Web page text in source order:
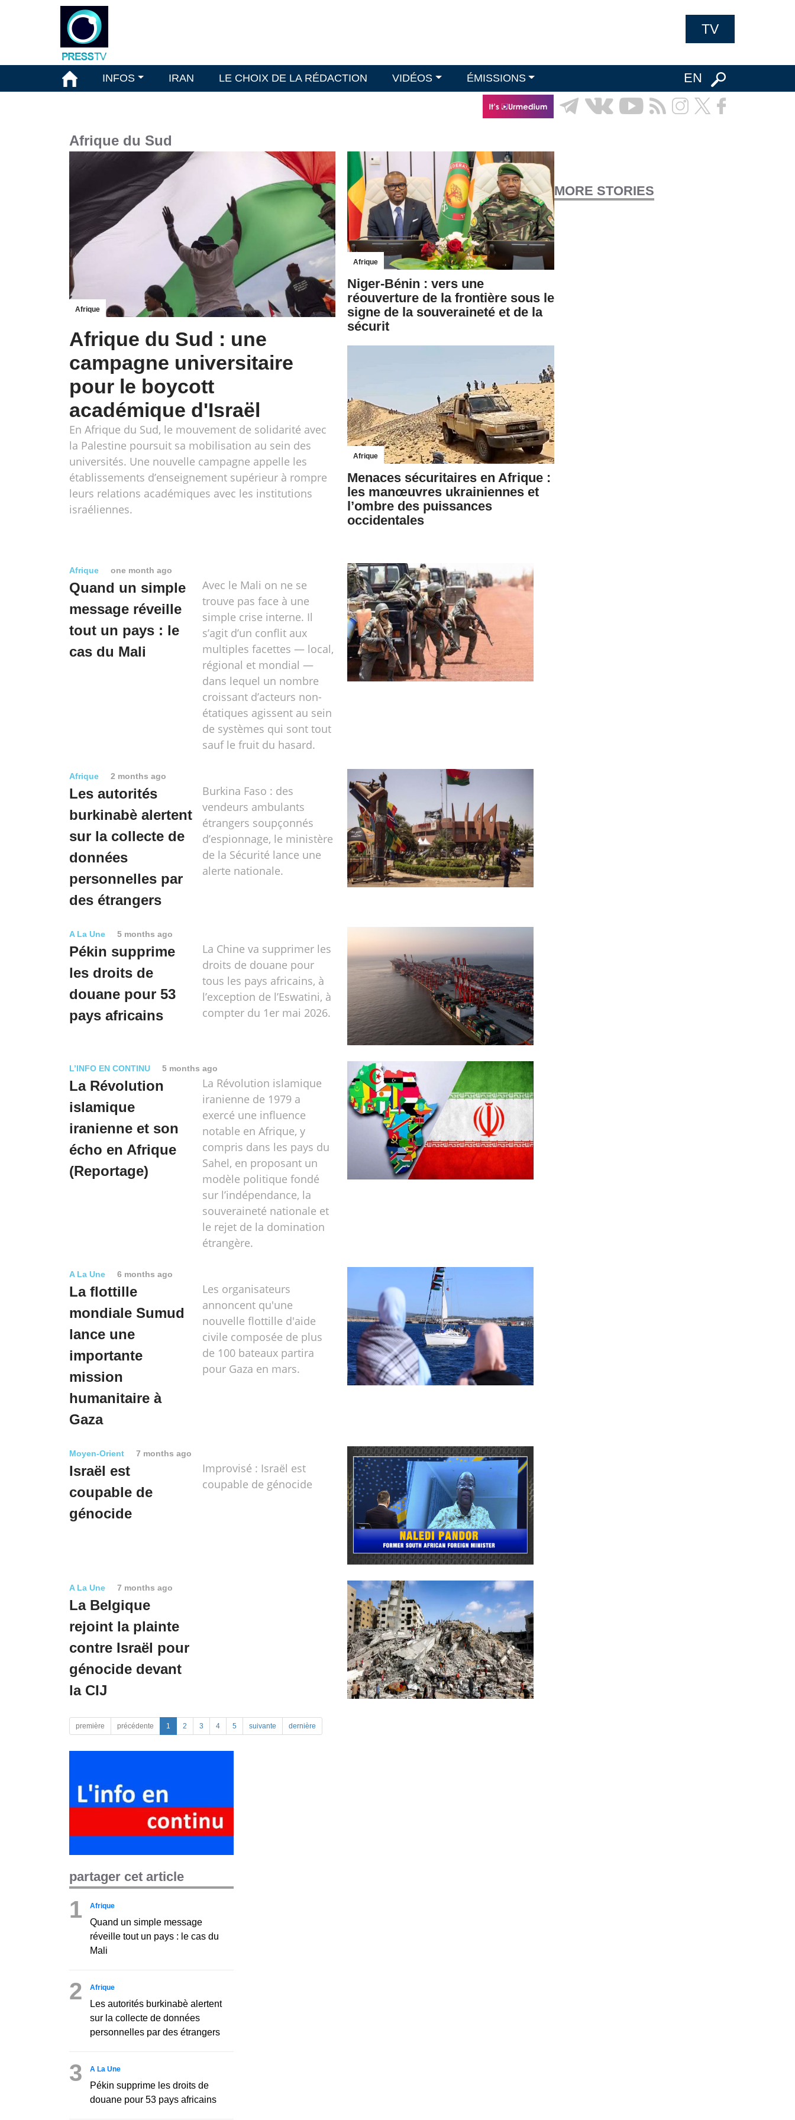
TV
INFOS IRAN LE CHOIX DE LA RÉDACTION VIDÉOS ÉMISSIONS EN
Afrique du Sud
Afrique
Afrique du Sud : une
campagne universitaire
pour le boycott
académique d'Israël
En Afrique du Sud, le mouvement de solidarité avec
la Palestine poursuit sa mobilisation au sein des
universités. Une nouvelle campagne appelle les
établissements d’enseignement supérieur à rompre
leurs relations académiques avec les institutions
israéliennes.
Afrique
Niger-Bénin : vers une
réouverture de la frontière sous le
signe de la souveraineté et de la
sécurit
Afrique
Menaces sécuritaires en Afrique :
les manœuvres ukrainiennes et
l’ombre des puissances
occidentales
MORE STORIES
Afrique one month ago
Quand un simple
message réveille
tout un pays : le
cas du Mali
Avec le Mali on ne se
trouve pas face à une
simple crise interne. Il
s’agit d’un conflit aux
multiples facettes — local,
régional et mondial —
dans lequel un nombre
croissant d’acteurs non-
étatiques agissent au sein
de systèmes qui sont tout
sauf le fruit du hasard.
Afrique 2 months ago
Les autorités
burkinabè alertent
sur la collecte de
données
personnelles par
des étrangers
Burkina Faso : des
vendeurs ambulants
étrangers soupçonnés
d’espionnage, le ministère
de la Sécurité lance une
alerte nationale.
A La Une 5 months ago
Pékin supprime
les droits de
douane pour 53
pays africains
La Chine va supprimer les
droits de douane pour
tous les pays africains, à
l’exception de l’Eswatini, à
compter du 1er mai 2026.
L’INFO EN CONTINU 5 months ago
La Révolution
islamique
iranienne et son
écho en Afrique
(Reportage)
La Révolution islamique
iranienne de 1979 a
exercé une influence
notable en Afrique, y
compris dans les pays du
Sahel, en proposant un
modèle politique fondé
sur l’indépendance, la
souveraineté nationale et
le rejet de la domination
étrangère.
A La Une 6 months ago
La flottille
mondiale Sumud
lance une
importante
mission
humanitaire à
Gaza
Les organisateurs
annoncent qu'une
nouvelle flottille d'aide
civile composée de plus
de 100 bateaux partira
pour Gaza en mars.
Moyen-Orient 7 months ago
Israël est
coupable de
génocide
Improvisé : Israël est
coupable de génocide
A La Une 7 months ago
La Belgique
rejoint la plainte
contre Israël pour
génocide devant
la CIJ
première précédente 1 2 3 4 5 suivante dernière
partager cet article
1 Afrique
Quand un simple message
réveille tout un pays : le cas du
Mali
2 Afrique
Les autorités burkinabè alertent
sur la collecte de données
personnelles par des étrangers
3 A La Une
Pékin supprime les droits de
douane pour 53 pays africains